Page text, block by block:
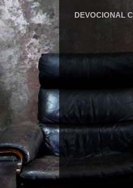
DEVOCIONAL